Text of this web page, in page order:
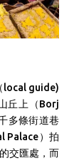
local guide)
丘上（Borj
多條街道巷
Palace）拍
交匯處，而